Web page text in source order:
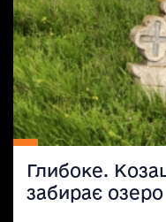
Глибоке.
забирає